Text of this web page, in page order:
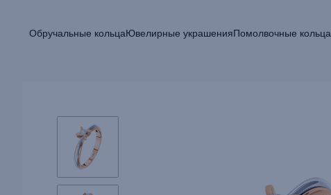
Обручальные кольцаЮвелирные украшенияПомолвочные кольца